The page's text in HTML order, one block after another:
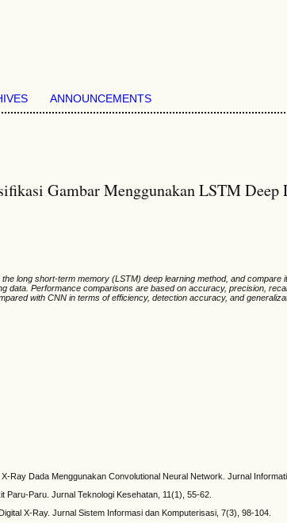
ANNOUNCEMENTS
Gambar Menggunakan LSTM Deep
long short-term memory (LSTM) deep learning method, and
data. Performance comparisons are based on accuracy, precision,
with CNN in terms of efficiency, detection accuracy, and
Dada Menggunakan Convolutional Neural Network. Jurnal
Paru. Jurnal Teknologi Kesehatan, 11(1), 55-62.
X-Ray. Jurnal Sistem Informasi dan Komputerisasi, 7(3), 98-104.